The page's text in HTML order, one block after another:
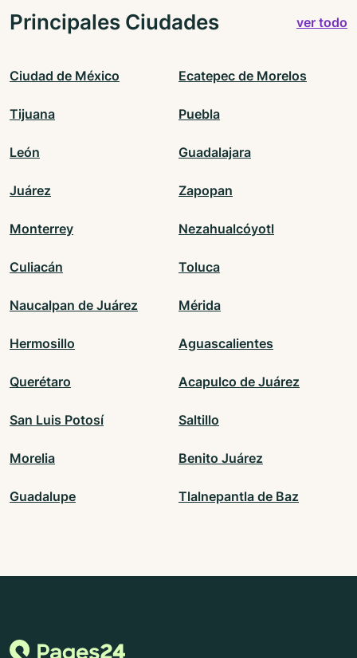
Principales Ciudades ver todo
Ciudad de México Ecatepec de Morelos
Tijuana Puebla
León Guadalajara
Juárez Zapopan
Monterrey Nezahualcóyotl
Culiacán Toluca
Naucalpan de Juárez Mérida
Hermosillo Aguascalientes
Querétaro Acapulco de Juárez
San Luis Potosí Saltillo
Morelia Benito Juárez
Guadalupe Tlalnepantla de Baz